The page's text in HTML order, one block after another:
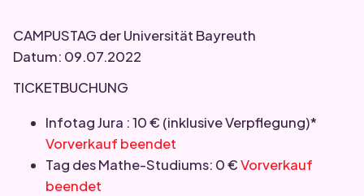
CAMPUSTAG der Universität Bayreuth
Datum: 09.07.2022
TICKETBUCHUNG
Infotag Jura : 10 € (inklusive Verpflegung)*
Vorverkauf beendet
Tag des Mathe-Studiums: 0 €Vorverkauf
beendet